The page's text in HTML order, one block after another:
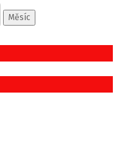
Měsíc